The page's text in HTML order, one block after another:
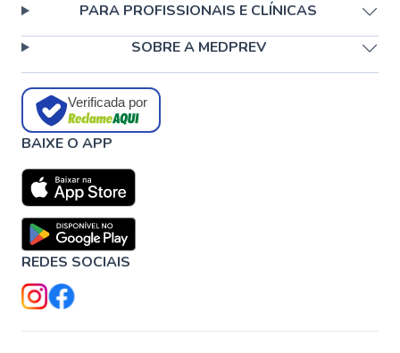
PARA PROFISSIONAIS E CLÍNICAS
SOBRE A MEDPREV
Verificada por
BAIXE O APP
REDES SOCIAIS